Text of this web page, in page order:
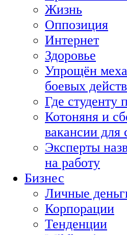
Жизнь
Оппозиция
Интернет
Здоровье
Упрощён
боевых
Где студенту
Котоняня и
вакансии для
Эксперты
на работу
Бизнес
Личные
Корпорации
Тенденции